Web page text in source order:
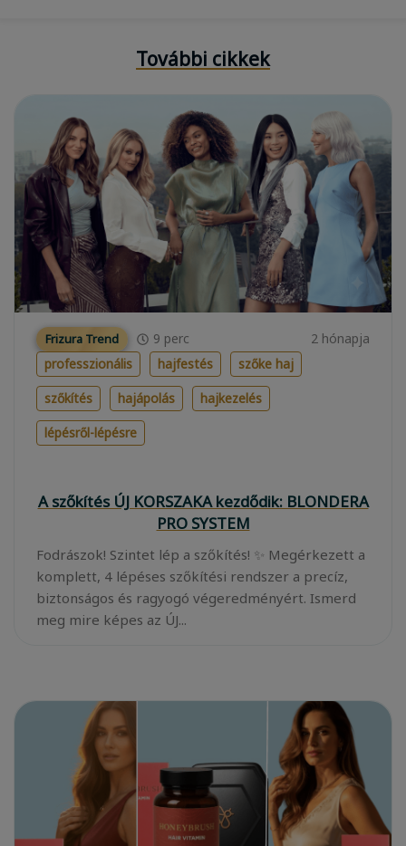
További cikkek
Frizura Trend 9 perc
2 hónapja
professzionális
hajfestés
szőke haj
szőkítés
hajápolás
hajkezelés
lépésről-lépésre
A szőkítés ÚJ KORSZAKA kezdődik: BLONDERA
PRO SYSTEM
Fodrászok! Szintet lép a szőkítés! ✨ Megérkezett a
komplett, 4 lépéses szőkítési rendszer a precíz,
biztonságos és ragyogó végeredményért. Ismerd
meg mire képes az ÚJ...